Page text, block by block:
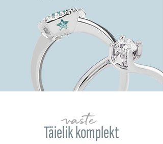
Täielik komplekt
vaste